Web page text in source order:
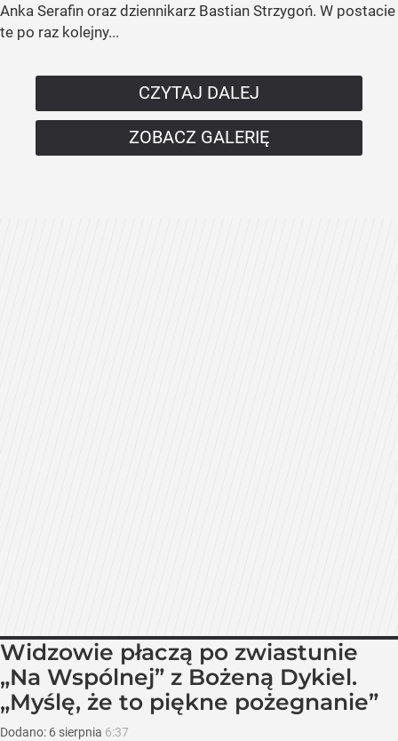
Anka Serafin oraz dziennikarz Bastian Strzygoń. W postacie
te po raz kolejny...
CZYTAJ DALEJ
ZOBACZ GALERIĘ
Widzowie płaczą po zwiastunie
„Na Wspólnej” z Bożeną Dykiel.
„Myślę, że to piękne pożegnanie”
Dodano: 6 sierpnia 6:37